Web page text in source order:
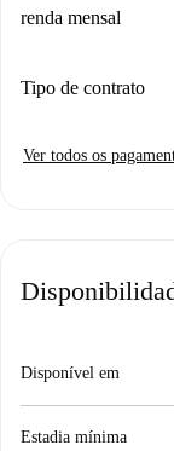
renda mensal
Tipo de contrato
Ver todos os
Disponível em
Estadia mínima